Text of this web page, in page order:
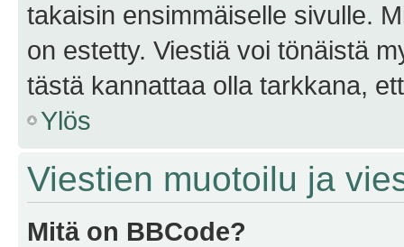
takaisin ensimmäiselle sivulle.
on estetty. Viestiä voi tönäistä
tästä kannattaa olla tarkkana,
Ylös
Viestien muotoilu ja
Mitä on BBCode?